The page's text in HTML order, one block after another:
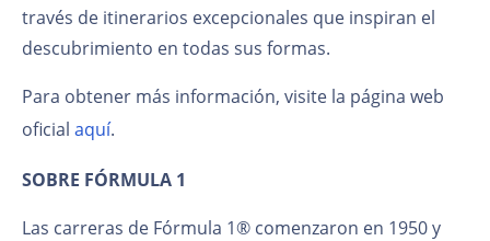
través de itinerarios excepcionales que inspiran el
descubrimiento en todas sus formas.
Para obtener más información, visite la página web
oficial aquí.
SOBRE FÓRMULA 1
Las carreras de Fórmula 1® comenzaron en 1950 y